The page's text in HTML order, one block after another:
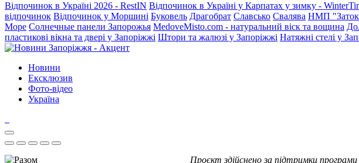
Відпочинок в Україні 2026 - RestIN Відпочинок в Україні у Карпатах у зимку -
відпочинок Відпочинок у Моршині Буковель Драгобрат Славсько Свалява НМП
Море Солнечные панели Запорожья MedoveMisto.com - натуральний віск та вощина
пластикові вікна та двері у Запоріжжі Штори та жалюзі у Запоріжжі Натяжні стелі у
Новини
Ексклюзив
Фото-відео
Україна
Проєкт здійснено за підтримки